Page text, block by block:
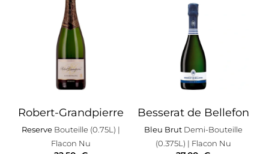
Robert-Grandpierre
ReserveBouteille (0.75L) |
Flacon Nu
Besserat de Bellefon
Bleu BrutDemi-Bouteille
(0.375L) | Flacon Nu